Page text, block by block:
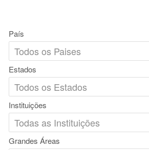
País
Estados
Instituições
Grandes Áreas